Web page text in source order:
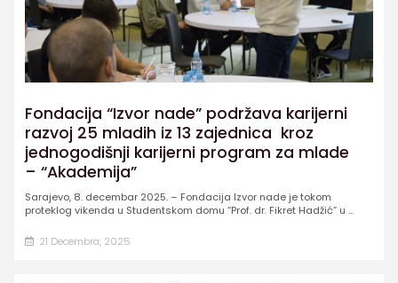
Fondacija “Izvor nade” podržava karijerni
razvoj 25 mladih iz 13 zajednica kroz
jednogodišnji karijerni program za mlade
– “Akademija”
Sarajevo, 8. decembar 2025. – Fondacija Izvor nade je tokom
proteklog vikenda u Studentskom domu “Prof. dr. Fikret Hadžić” u ...
21 Decembra, 2025